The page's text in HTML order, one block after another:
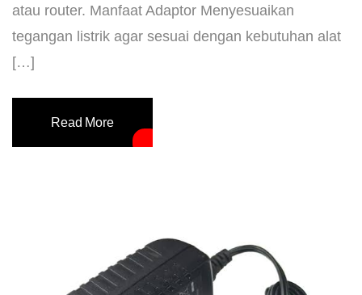
atau router. Manfaat Adaptor Menyesuaikan
tegangan listrik agar sesuai dengan kebutuhan alat
[…]
Read More